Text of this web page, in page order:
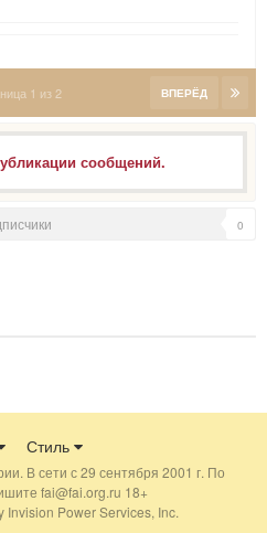
ВПЕРЁД
1 из 2
сообщений.
0
Стиль
В сети с 29 сентября 2001 г. По
fai@fai.org.ru 18+
Invision Power Services, Inc.